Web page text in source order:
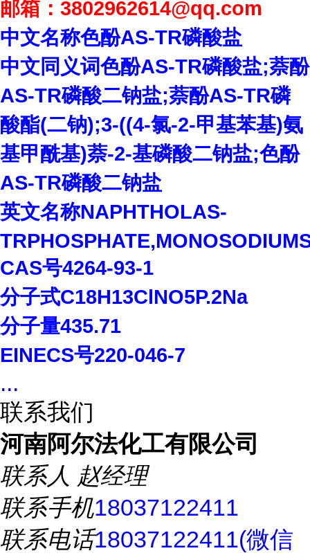
邮箱： 3802962614@qq.com
中文名称色酚AS-TR磷酸盐
中文同义词色酚AS-TR磷酸盐;萘酚
AS-TR磷酸二钠盐;萘酚AS-TR磷
酸酯(二钠);3-((4-氯-2-甲基苯基)氨
基甲酰基)萘-2-基磷酸二钠盐;色酚
AS-TR磷酸二钠盐
英文名称NAPHTHOLAS-
CAS号4264-93-1
分子式C18H13ClNO5P.2Na
分子量435.71
EINECS号220-046-7
...
联系我们
河南阿尔法化工有限公司
联系人 赵经理
联系手机18037122411
联系电话18037122411(微信